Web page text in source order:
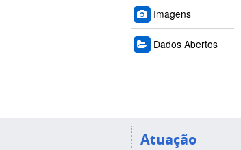
Imagens
Dados Abertos
Atuação